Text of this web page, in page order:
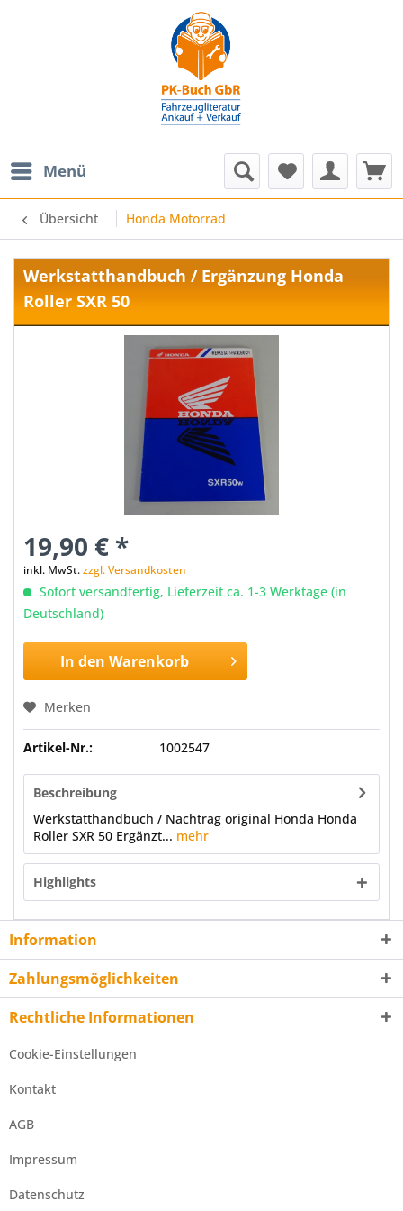
Menü
Übersicht Honda Motorrad
Werkstatthandbuch / Ergänzung Honda
Roller SXR 50
19,90 € *
inkl. MwSt.zzgl. Versandkosten
Sofort versandfertig, Lieferzeit ca. 1-3 Werktage (in
Deutschland)
In den Warenkorb
Merken
Artikel-Nr.: 1002547
Beschreibung
Werkstatthandbuch / Nachtrag original Honda Honda
Roller SXR 50 Ergänzt... mehr
Highlights
Information
Zahlungsmöglichkeiten
Rechtliche Informationen
Cookie-Einstellungen
Kontakt
AGB
Impressum
Datenschutz